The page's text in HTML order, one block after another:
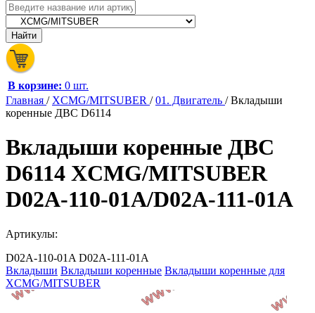
В корзине: 0 шт.
Главная / XCMG/MITSUBER /01. Двигатель /Вкладыши
коренные ДВС D6114
Вкладыши коренные ДВС
D6114 XCMG/MITSUBER
D02A-110-01A/D02A-111-01A
Артикулы:
D02A-110-01A D02A-111-01A
Вкладыши Вкладыши коренные Вкладыши коренные для
XCMG/MITSUBER